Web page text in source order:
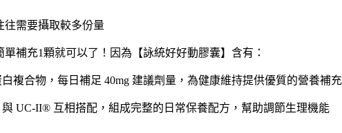
往需要攝取較多份量
補充1顆就可以了！因為【詠統好好動膠囊】含有：
複合物，每日補足 40mg 建議劑量，為健康維持提供優質的營養補
UC-II® 互相搭配，組成完整的日常保養配方，幫助調節生理機能